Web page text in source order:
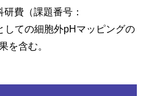
費（課題番号：
しての細胞外pHマッピングの
を含む。